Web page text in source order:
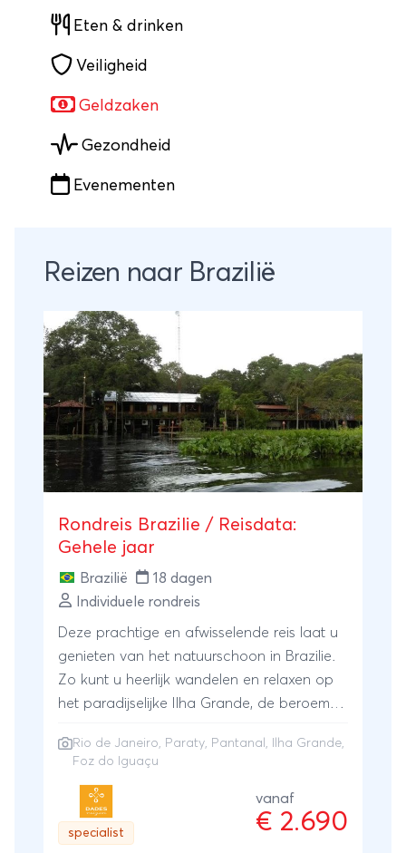
Eten & drinken
Veiligheid
Geldzaken
Gezondheid
Evenementen
Reizen naar Brazilië
Rondreis Brazilie / Reisdata:
Gehele jaar
Brazilië
18 dagen
Individuele rondreis
Deze prachtige en afwisselende reis laat u
genieten van het natuurschoon in Brazilie.
Zo kunt u heerlijk wandelen en relaxen op
het paradijselijke Ilha Grande, de beroemde
(zowel langs Braziliaanse als Argentijnse
ervaring in de ongerepte Pantanal, 's
werelds grootste moerasgebied. Maar er is
ook plaats voor cultuur, bv in Rio de
Rio de Janeiro, Paraty, Pantanal , Ilha Grande,
Foz do Iguaçu
specialist
vanaf
€ 2.690